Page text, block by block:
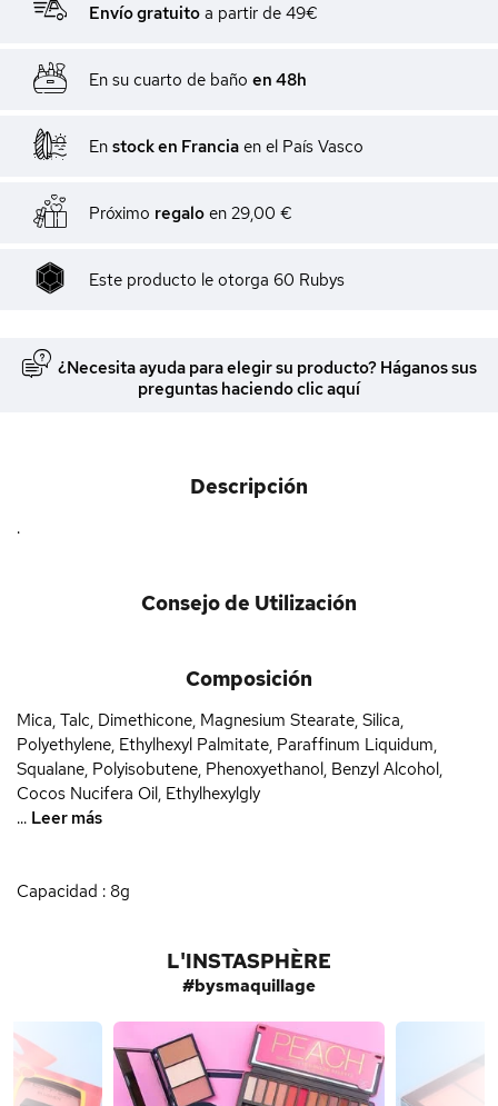
Envío gratuito a partir de 49€
En su cuarto de baño en 48h
En stock en Francia en el País Vasco
Próximo regalo en 29,00 €
Este producto le otorga 60 Rubys
¿Necesita ayuda para elegir su producto? Háganos sus
preguntas haciendo clic aquí
Descripción
.
Consejo de Utilización
Composición
Mica, Talc, Dimethicone, Magnesium Stearate, Silica,
Polyethylene, Ethylhexyl Palmitate, Paraffinum Liquidum,
Squalane, Polyisobutene, Phenoxyethanol, Benzyl Alcohol,
Cocos Nucifera Oil, Ethylhexylgly
... Leer más
Capacidad : 8g
L'INSTASPHÈRE
#bysmaquillage